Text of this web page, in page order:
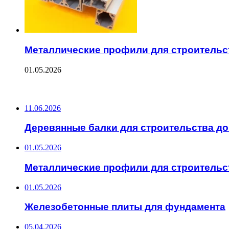
Металлические профили для
01.05.2026
11.06.2026
Деревянные балки для строительства
01.05.2026
Металлические профили для
01.05.2026
Железобетонные плиты для фундамента
05.04.2026